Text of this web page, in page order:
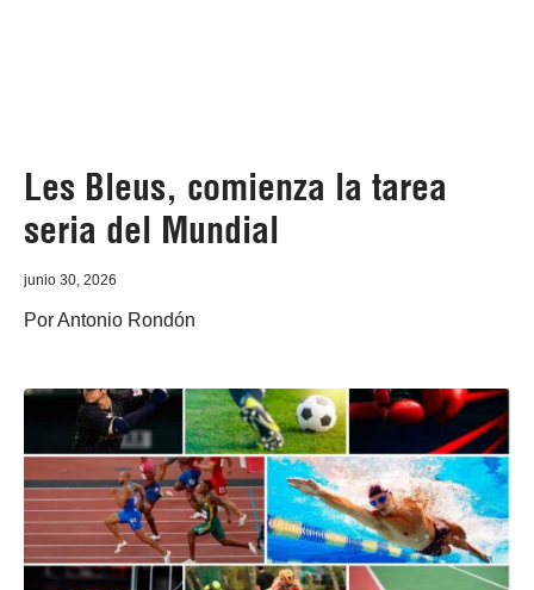
Les Bleus, comienza la tarea
seria del Mundial
junio 30, 2026
Por Antonio Rondón